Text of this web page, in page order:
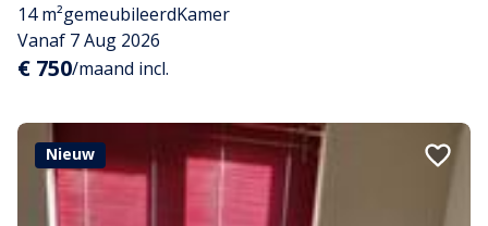
14 m²gemeubileerdKamer
Vanaf 7 Aug 2026
€ 750/maand incl.
Nieuw